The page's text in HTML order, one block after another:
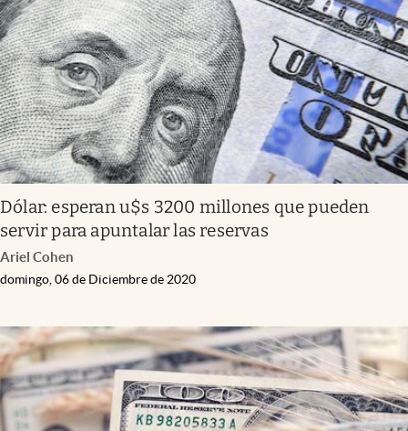
Dólar: esperan u$s 3200 millones que pueden
servir para apuntalar las reservas
Ariel Cohen
domingo, 06 de Diciembre de 2020